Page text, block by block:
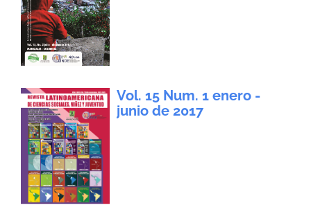
Vol. 15 Num. 1 enero -
junio de 2017